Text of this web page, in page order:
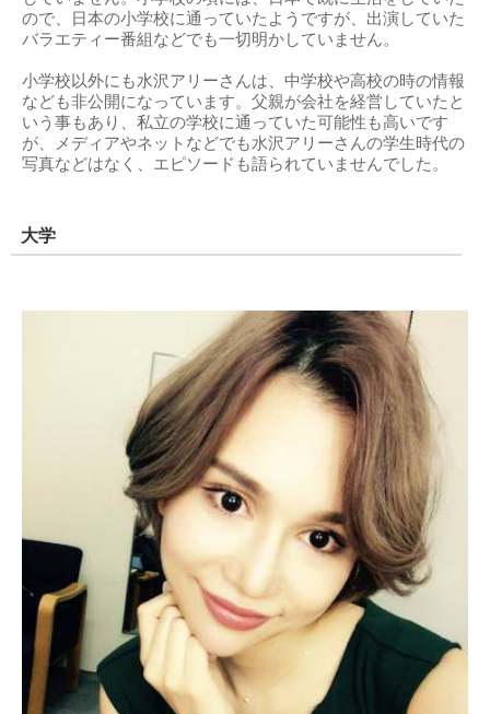
ので、日本の小学校に通っていたようですが、出演していた
バラエティー番組などでも一切明かしていません。
小学校以外にも水沢アリーさんは、中学校や高校の時の情報
なども非公開になっています。父親が会社を経営していたと
いう事もあり、私立の学校に通っていた可能性も高いです
が、メディアやネットなどでも水沢アリーさんの学生時代の
写真などはなく、エピソードも語られていませんでした。
大学